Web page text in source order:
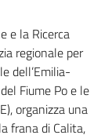
e la Ricerca
regionale per
dell’Emilia-
Fiume Po e le
organizza una
frana di Calita,